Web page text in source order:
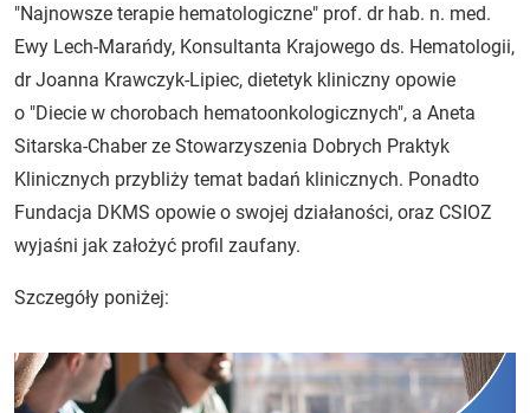
"Najnowsze terapie hematologiczne" prof. dr hab. n. med.
Ewy Lech-Marańdy, Konsultanta Krajowego ds. Hematologii,
dr Joanna Krawczyk-Lipiec, dietetyk kliniczny opowie
o "Diecie w chorobach hematoonkologicznych", a Aneta
Sitarska-Chaber ze Stowarzyszenia Dobrych Praktyk
Klinicznych przybliży temat badań klinicznych. Ponadto
Fundacja DKMS opowie o swojej działaności, oraz CSIOZ
wyjaśni jak założyć profil zaufany.
Szczegóły poniżej: